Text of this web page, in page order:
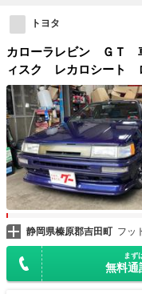
トヨタ
カローラレビン ＧＴ
ィスク レカロシート
イント 社外ナビ ５速
静岡県榛原郡吉田町 フッ
まず
無料通